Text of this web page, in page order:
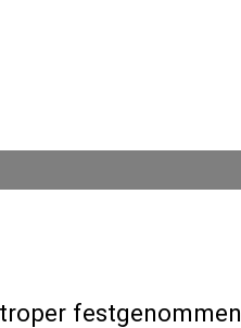
festgenommen